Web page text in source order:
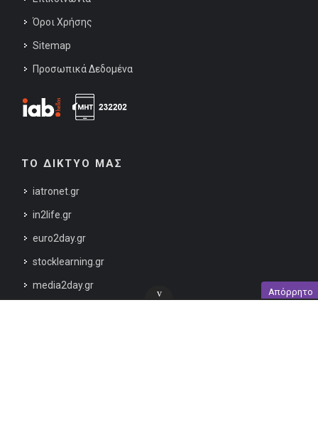
Όροι Χρήσης
Sitemap
Προσωπικά Δεδομένα
ΤΟ ΔΙΚΤΥΟ ΜΑΣ
iatronet.gr
in2life.gr
euro2day.gr
stocklearning.gr
media2day.gr
Απόρρητο
v